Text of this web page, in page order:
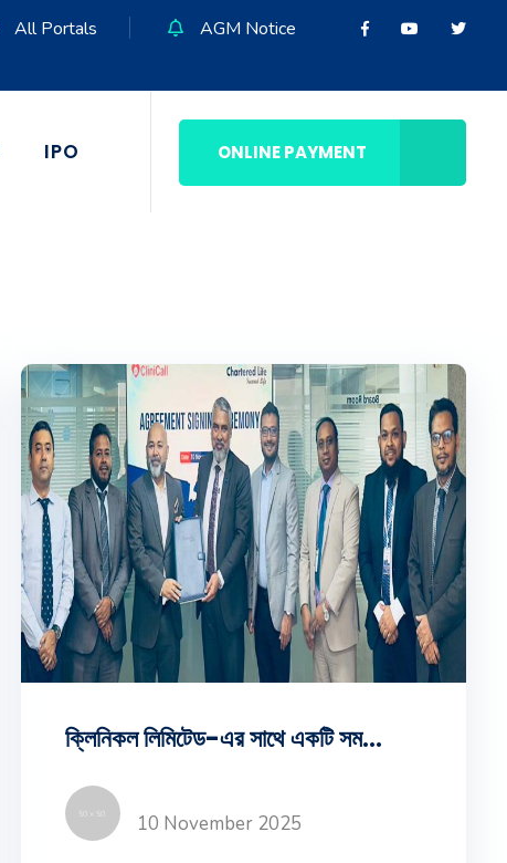
All Portals AGM Notice
IPO ONLINE PAYMENT
ক্লিনিকল লিমিটেড-এর সাথে একটি সমঝোতা চুক্তি স্বাক্ষরিত
10 November 2025